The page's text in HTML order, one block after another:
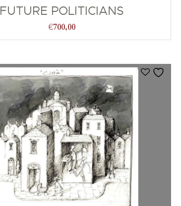
FUTURE POLITICIANS
€700,00